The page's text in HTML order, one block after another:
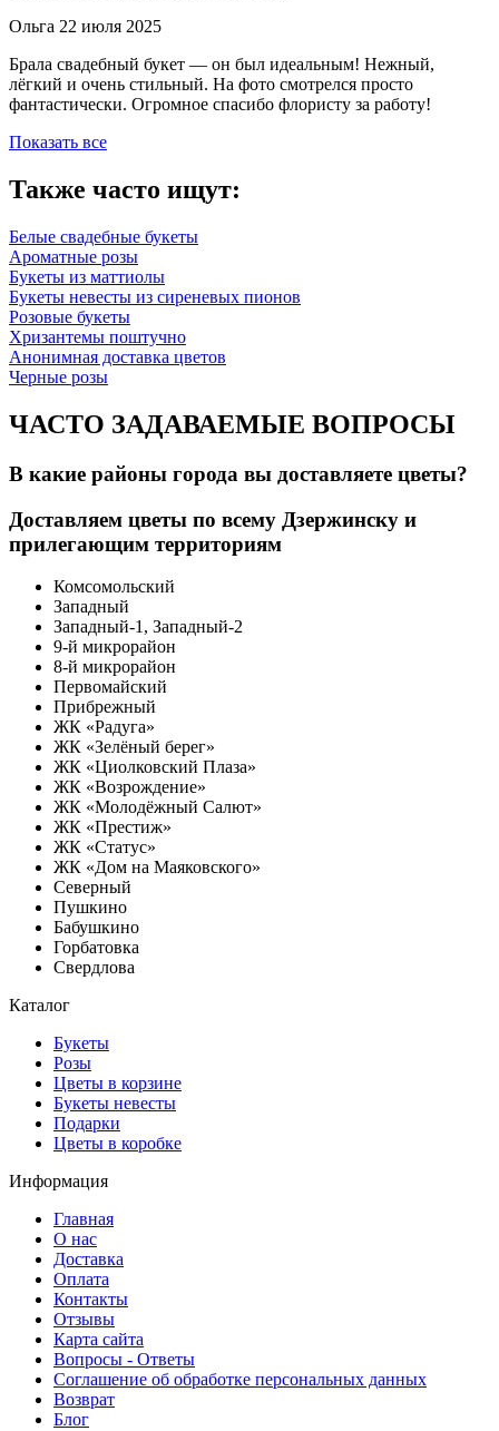
Ольга 22 июля 2025
Брала свадебный букет — он был идеальным! Нежный,
лёгкий и очень стильный. На фото смотрелся просто
фантастически. Огромное спасибо флористу за работу!
Показать все
Также часто ищут:
Белые свадебные букеты
Ароматные розы
Букеты из маттиолы
Букеты невесты из сиреневых пионов
Розовые букеты
Хризантемы поштучно
Анонимная доставка цветов
Черные розы
ЧАСТО ЗАДАВАЕМЫЕ ВОПРОСЫ
В какие районы города вы доставляете цветы?
Доставляем цветы по всему Дзержинску и
прилегающим территориям
Комсомольский
Западный
Западный-1, Западный-2
9-й микрорайон
8-й микрорайон
Первомайский
Прибрежный
ЖК «Радуга»
ЖК «Зелёный берег»
ЖК «Циолковский Плаза»
ЖК «Возрождение»
ЖК «Молодёжный Салют»
ЖК «Престиж»
ЖК «Статус»
ЖК «Дом на Маяковского»
Северный
Пушкино
Бабушкино
Горбатовка
Свердлова
Каталог
Букеты
Розы
Цветы в корзине
Букеты невесты
Подарки
Цветы в коробке
Информация
Главная
О нас
Доставка
Оплата
Контакты
Отзывы
Карта сайта
Вопросы - Ответы
Соглашение об обработке персональных данных
Возврат
Блог